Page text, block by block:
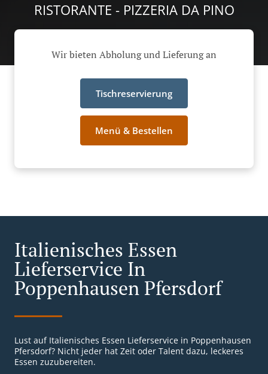
RISTORANTE - PIZZERIA DA PINO
Wir bieten Abholung und Lieferung an
Tischreservierung
Menü & Bestellen
Italienisches Essen
Lieferservice In
Poppenhausen Pfersdorf
Lust auf Italienisches Essen Lieferservice in Poppenhausen
Pfersdorf? Nicht jeder hat Zeit oder Talent dazu, leckeres
Essen zuzubereiten.